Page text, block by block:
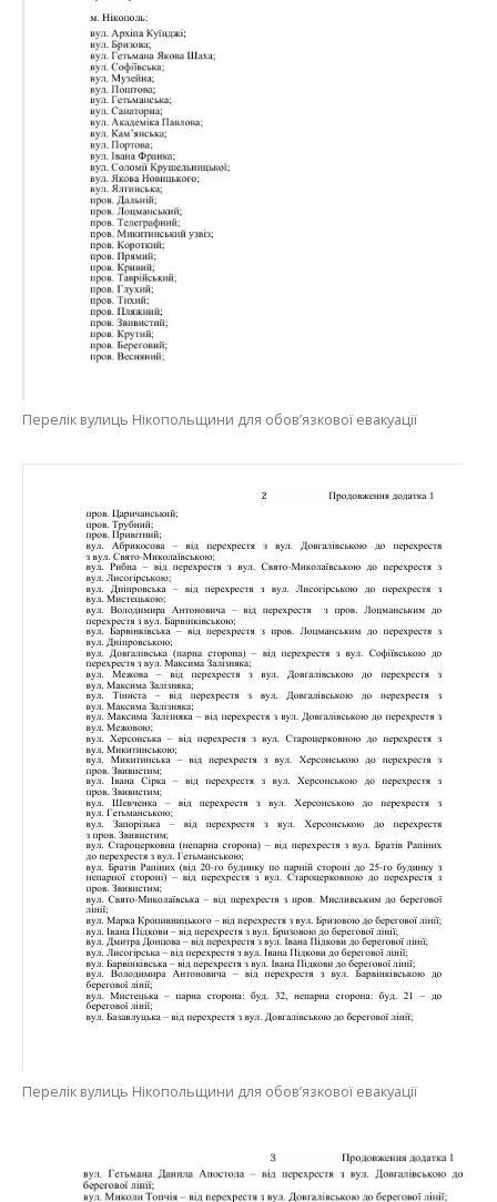
Перелік вулиць Нікопольщини для обов’язкової евакуації
Перелік вулиць Нікопольщини для обов’язкової евакуації